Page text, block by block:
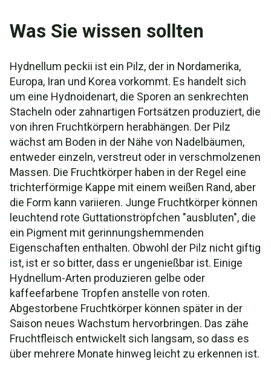
Was Sie wissen sollten
Hydnellum peckii ist ein Pilz, der in Nordamerika,
Europa, Iran und Korea vorkommt. Es handelt sich
um eine Hydnoidenart, die Sporen an senkrechten
Stacheln oder zahnartigen Fortsätzen produziert, die
von ihren Fruchtkörpern herabhängen. Der Pilz
wächst am Boden in der Nähe von Nadelbäumen,
entweder einzeln, verstreut oder in verschmolzenen
Massen. Die Fruchtkörper haben in der Regel eine
trichterförmige Kappe mit einem weißen Rand, aber
die Form kann variieren. Junge Fruchtkörper können
leuchtend rote Guttationströpfchen "ausbluten", die
ein Pigment mit gerinnungshemmenden
Eigenschaften enthalten. Obwohl der Pilz nicht giftig
ist, ist er so bitter, dass er ungenießbar ist. Einige
Hydnellum-Arten produzieren gelbe oder
kaffeefarbene Tropfen anstelle von roten.
Abgestorbene Fruchtkörper können später in der
Saison neues Wachstum hervorbringen. Das zähe
Fruchtfleisch entwickelt sich langsam, so dass es
über mehrere Monate hinweg leicht zu erkennen ist.